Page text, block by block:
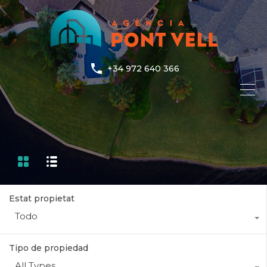
+34 972 640 366
Estat propietat
Todo
Tipo de propiedad